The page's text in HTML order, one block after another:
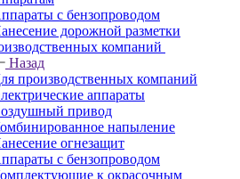
с бензопроводом
дорожной разметки
компаний
Назад
производственных компаний
аппараты
привод
напыление
огнезащит
с бензопроводом
к окрасочным